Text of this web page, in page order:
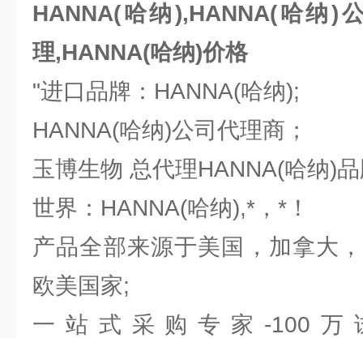
HANNA(哈纳),HANNA(哈纳)
理,HANNA(哈纳)价格
"进口品牌：HANNA(哈纳);
HANNA(哈纳)公司代理商；
玉博生物 总代理HANNA(哈纳)
世界：HANNA(哈纳),*，*！
产品全部来源于美国，加拿大
欧美国家;
一站式采购专家-100万